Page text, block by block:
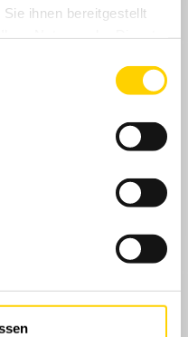
ihnen bereitgestellt